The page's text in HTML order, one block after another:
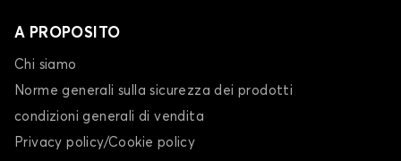
A PROPOSITO
Chi siamo
Norme generali sulla sicurezza dei prodotti
condizioni generali di vendita
Privacy policy/Cookie policy